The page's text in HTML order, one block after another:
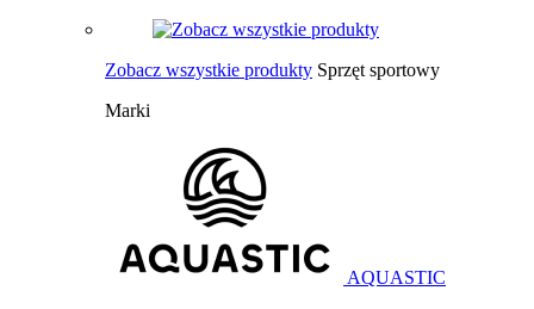
Zobacz wszystkie produkty Sprzęt sportowy
Marki
AQUASTIC